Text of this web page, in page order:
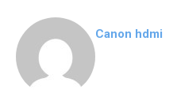
Canon hdmi